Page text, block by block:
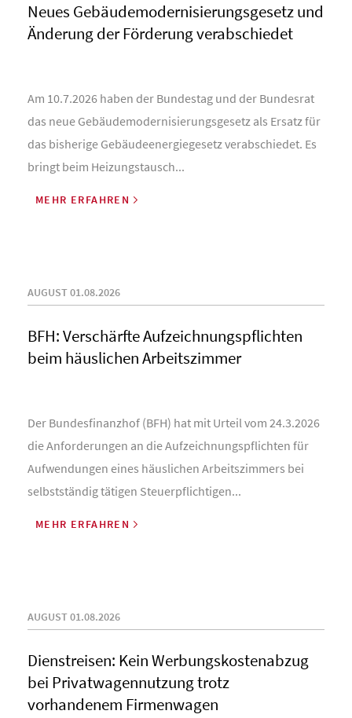
Neues Gebäude­moderni­sierungs­gesetz und
Änderung der Förderung verabschiedet
Am 10.7.2026 haben der Bundestag und der Bundesrat
das neue Gebäudemodernisierungsgesetz als Ersatz für
das bisherige Gebäudeenergiegesetz verabschiedet. Es
bringt beim Heizungstausch...
MEHR ERFAHREN
AUGUST 01.08.2026
BFH: Verschärfte Aufzeichnungspflichten
beim häuslichen Arbeitszimmer
Der Bundesfinanzhof (BFH) hat mit Urteil vom 24.3.2026
die Anforderungen an die Aufzeichnungspflichten für
Aufwendungen eines häuslichen Arbeitszimmers bei
selbstständig tätigen Steuerpflichtigen...
MEHR ERFAHREN
AUGUST 01.08.2026
Dienstreisen: Kein Werbungskostenabzug
bei Privatwagennutzung trotz
vorhandenem Firmenwagen